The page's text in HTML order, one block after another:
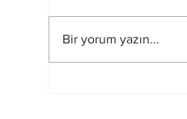
Bir yorum yazın...